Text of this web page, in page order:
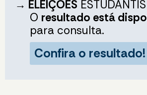
→ ELEIÇÕES ESTUDANTIS
O resultado está
para consulta.
Confira o resultado!